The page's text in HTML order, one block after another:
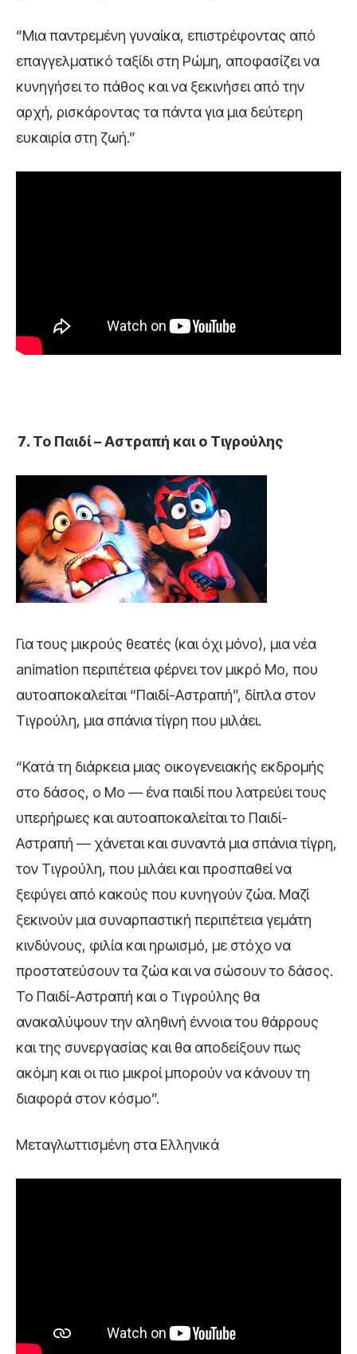
“Μια παντρεμένη γυναίκα, επιστρέφοντας από
επαγγελματικό ταξίδι στη Ρώμη, αποφασίζει να
κυνηγήσει το πάθος και να ξεκινήσει από την
αρχή, ρισκάροντας τα πάντα για μια δεύτερη
ευκαιρία στη ζωή.”
Το Παιδί – Αστραπή και ο Τιγρούλης
Για τους μικρούς θεατές (και όχι μόνο), μια νέα
animation περιπέτεια φέρνει τον μικρό Μο, που
αυτοαποκαλείται “Παιδί-Αστραπή”, δίπλα στον
Τιγρούλη, μια σπάνια τίγρη που μιλάει.
“Κατά τη διάρκεια μιας οικογενειακής εκδρομής
στο δάσος, ο Μο — ένα παιδί που λατρεύει τους
υπερήρωες και αυτοαποκαλείται το Παιδί-
Αστραπή — χάνεται και συναντά μια σπάνια τίγρη,
τον Τιγρούλη, που μιλάει και προσπαθεί να
ξεφύγει από κακούς που κυνηγούν ζώα. Μαζί
ξεκινούν μια συναρπαστική περιπέτεια γεμάτη
κινδύνους, φιλία και ηρωισμό, με στόχο να
προστατεύσουν τα ζώα και να σώσουν το δάσος.
Το Παιδί-Αστραπή και ο Τιγρούλης θα
ανακαλύψουν την αληθινή έννοια του θάρρους
και της συνεργασίας και θα αποδείξουν πως
ακόμη και οι πιο μικροί μπορούν να κάνουν τη
διαφορά στον κόσμο”.
Μεταγλωττισμένη στα Ελληνικά